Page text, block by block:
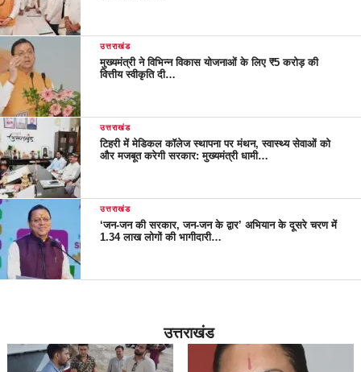
उत्तराखंड
मुख्यमंत्री ने विभिन्न विकास योजनाओं के लिए ₹5 करोड़ की
वित्तीय स्वीकृति दी…
उत्तराखंड
टिहरी में मेडिकल कॉलेज स्थापना पर मंथन, स्वास्थ्य सेवाओं को
और मजबूत करेगी सरकार: मुख्यमंत्री धामी…
उत्तराखंड
‘जन-जन की सरकार, जन-जन के द्वार’ अभियान के दूसरे चरण में
1.34 लाख लोगों की भागीदारी…
उत्तराखंड